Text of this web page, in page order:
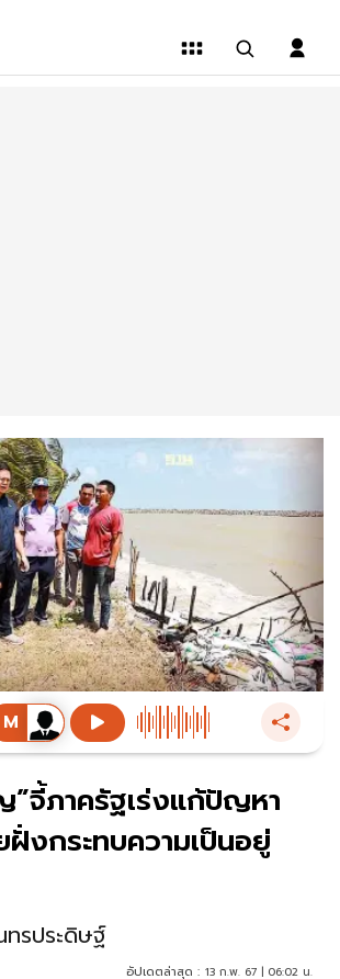
”จี้ภาครัฐเร่งแก้ปัญหา
ฝั่งกระทบความเป็นอยู่
รประดิษฐ์
อัปเดตล่าสุด : 13 ก.พ. 67 | 06:02 น.